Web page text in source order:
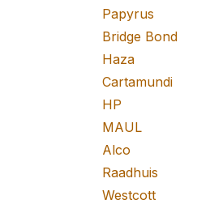
Papyrus
Bridge Bond
Haza
Cartamundi
HP
MAUL
Alco
Raadhuis
Westcott